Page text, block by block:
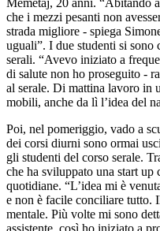
Memetaj, 20 anni. “Abitando
che i mezzi pesanti non
strada migliore - spiega
uguali”. I due studenti si
serali. “Avevo iniziato a
di salute non ho proseguito -
al serale. Di mattina lavoro in
mobili, anche da lì l’idea del
Poi, nel pomeriggio, vado a
dei corsi diurni sono ormai
gli studenti del corso serale.
che ha sviluppato una start up
quotidiane. “L’idea mi è
e non è facile conciliare tutto.
mentale. Più volte mi sono
assistente, così ho iniziato a